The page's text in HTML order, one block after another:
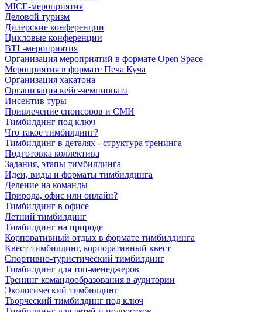
MICE-мероприятия
Деловой туризм
Дилерские конференции
Цикловые конференции
BTL-мероприятия
Организация мероприятий в формате Open Space
Мероприятия в формате Печа Куча
Организация хакатона
Организация кейс-чемпионата
Инсентив туры
Привлечение спонсоров и СМИ
Тимбилдинг под ключ
Что такое тимбилдинг?
Тимбилдинг в деталях - структура тренинга
Подготовка коллектива
Задания, этапы тимбилдинга
Идеи, виды и форматы тимбилдинга
Деление на команды
Природа, офис или онлайн?
Тимбилдинг в офисе
Летний тимбилдинг
Тимбилдинг на природе
Корпоративный отдых в формате тимбилдинга
Квест-тимбилдинг, корпоративный квест
Спортивно-туристический тимбилдинг
Тимбилдинг для топ-менеджеров
Тренинг командообразования в аудитории
Экологический тимбилдинг
Творческий тимбилдинг под ключ